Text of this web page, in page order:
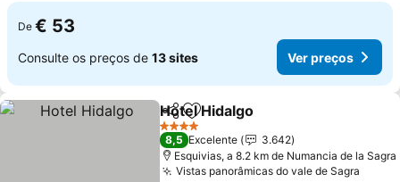
De € 53
Consulte os preços de 13 sites Ver preços
PartilharAdicionar aos favoritos
Hotel Hidalgo
4 Estrelas
8,5 Excelente
3.642
Esquivias, a 8.2 km de Numancia de la Sagra
Vistas panorâmicas do vale de Sagra